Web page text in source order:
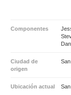
Componentes
Ciudad de
origen
Ubicación actual